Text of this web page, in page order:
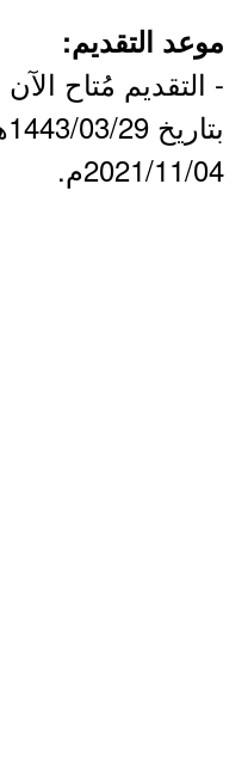
موعد التقديم:
- التقديم مُتاح
2021/11/04م.